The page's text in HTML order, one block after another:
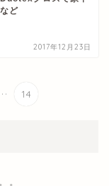
ど
2017年12月23日
14